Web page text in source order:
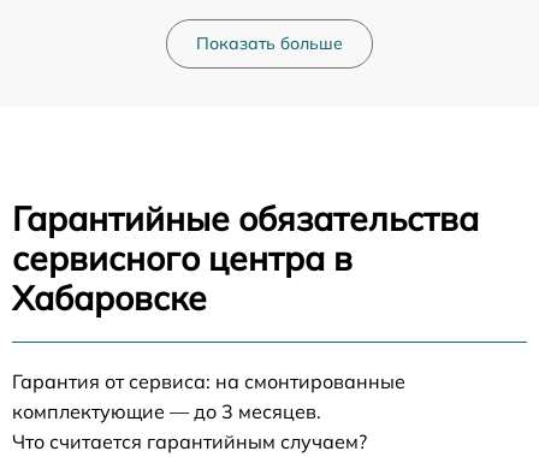
Показать больше
Гарантийные обязательства
сервисного центра в
Хабаровске
Гарантия от сервиса: на смонтированные
комплектующие — до 3 месяцев.
Что считается гарантийным случаем?